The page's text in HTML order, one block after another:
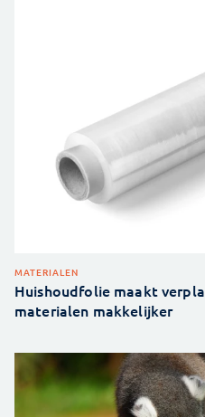
MATERIALEN
Huishoudfolie maakt
materialen makkelijker